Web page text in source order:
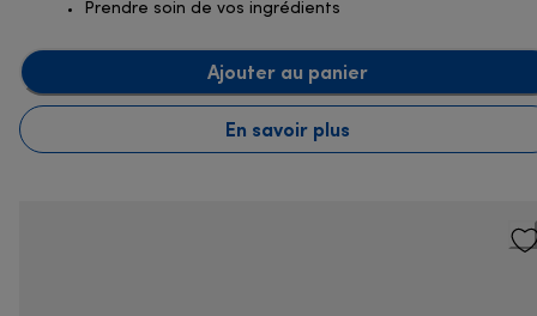
Prendre soin de vos ingrédients
Ajouter au panier
En savoir plus